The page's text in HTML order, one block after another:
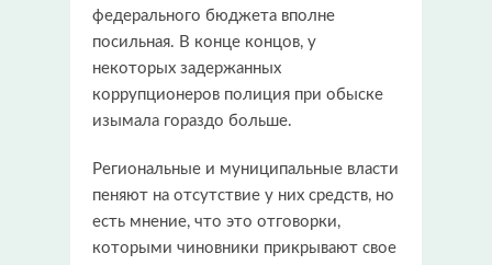
федерального бюджета вполне
посильная. В конце концов, у
некоторых задержанных
коррупционеров полиция при обыске
изымала гораздо больше.
Региональные и муниципальные власти
пеняют на отсутствие у них средств, но
есть мнение, что это отговорки,
которыми чиновники прикрывают свое